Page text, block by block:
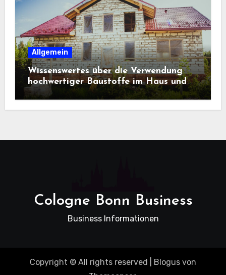
Allgemein
Wissenswertes über die Verwendung
hochwertiger Baustoffe im Haus und
beim Hausbau
Cologne Bonn Business
Business Informationen
Copyright © All rights reserved Blogus von